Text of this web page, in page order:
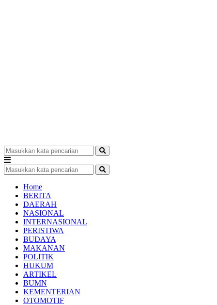
Home
BERITA
DAERAH
NASIONAL
INTERNASIONAL
PERISTIWA
BUDAYA
MAKANAN
POLITIK
HUKUM
ARTIKEL
BUMN
KEMENTERIAN
OTOMOTIF